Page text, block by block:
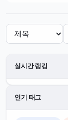
실시간 랭킹
인기 태그